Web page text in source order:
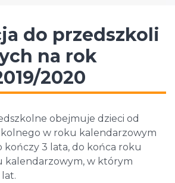
do przedszkoli
na rok
2020
obejmuje dzieci od
w roku kalendarzowym
3 lata, do końca roku
kalendarzowym, w którym